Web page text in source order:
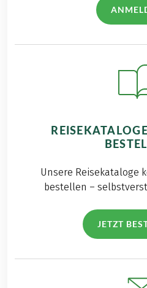
Unsere Reisekataloge
bestellen –
JETZT